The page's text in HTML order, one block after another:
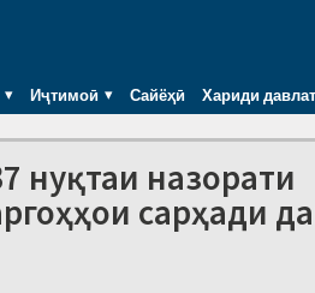
Иҷтимоӣ Сайёҳӣ Хариди
нуқтаи назорати
сарҳади